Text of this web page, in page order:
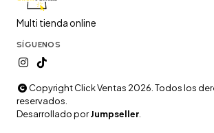
Multi tienda online
SÍGUENOS
Copyright Click Ventas 2026. Todos los
reservados.
Desarrollado porJumpseller